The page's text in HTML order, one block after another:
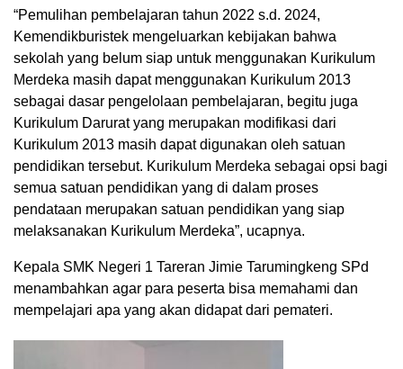
“Pemulihan pembelajaran tahun 2022 s.d. 2024,
Kemendikburistek mengeluarkan kebijakan bahwa
sekolah yang belum siap untuk menggunakan Kurikulum
Merdeka masih dapat menggunakan Kurikulum 2013
sebagai dasar pengelolaan pembelajaran, begitu juga
Kurikulum Darurat yang merupakan modifikasi dari
Kurikulum 2013 masih dapat digunakan oleh satuan
pendidikan tersebut. Kurikulum Merdeka sebagai opsi bagi
semua satuan pendidikan yang di dalam proses
pendataan merupakan satuan pendidikan yang siap
melaksanakan Kurikulum Merdeka”, ucapnya.
Kepala SMK Negeri 1 Tareran Jimie Tarumingkeng SPd
menambahkan agar para peserta bisa memahami dan
mempelajari apa yang akan didapat dari pemateri.